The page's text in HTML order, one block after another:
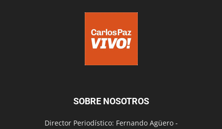
SOBRE NOSOTROS
Director Periodístico: Fernando Agüero -